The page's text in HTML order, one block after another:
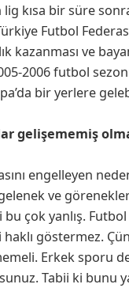
kısa bir süre
Futbol
kazanması ve
2006 futbol
bir yerlere
gelişememiş
engelleyen
ve görenekler
bu çok yanlış.
göstermez.
Erkek sporu
Tabii ki bunu